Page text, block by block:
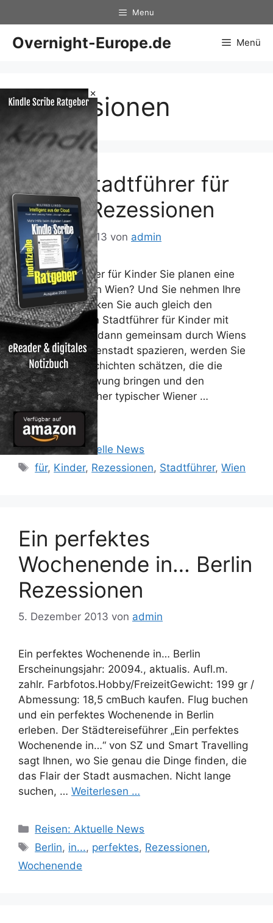
×
Inhalt
springen
Menu
Overnight-Europe.de Menü
Rezessionen
Wien. Stadtführer für
Kinder Rezessionen
7. Dezember 2013 von admin
Wien. Stadtführer für Kinder Sie planen eine
Städtereise nach Wien? Und Sie nehmen Ihre
Kinder mit? Packen Sie auch gleich den
handlichen Wien Stadtführer für Kinder mit
dazu! Wenn Sie dann gemeinsam durch Wiens
wunderbare Innenstadt spazieren, werden Sie
die kleinen Geschichten schätzen, die die
Fantasie in Schwung bringen und den
Charakter mancher typischer Wiener …
Weiterlesen …
Kategorien
Reisen: Aktuelle News
Schlagwörter
für, Kinder, Rezessionen, Stadtführer,Wien
Ein perfektes
Wochenende in… Berlin
Rezessionen
5. Dezember 2013 von admin
Ein perfektes Wochenende in… Berlin
Erscheinungsjahr: 20094., aktualis. Aufl.m.
zahlr. Farbfotos.Hobby/FreizeitGewicht: 199 gr /
Abmessung: 18,5 cmBuch kaufen. Flug buchen
und ein perfektes Wochenende in Berlin
erleben. Der Städtereiseführer „Ein perfektes
Wochenende in…“ von SZ und Smart Travelling
sagt Ihnen, wo Sie genau die Dinge finden, die
das Flair der Stadt ausmachen. Nicht lange
suchen, … Weiterlesen …
Kategorien
Reisen: Aktuelle News
Schlagwörter
Berlin, in..., perfektes, Rezessionen,
Wochenende